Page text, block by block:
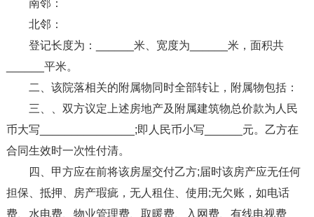
南邻：
北邻：
登记长度为：______米、宽度为______米，面积共
______平米。
二、该院落相关的附属物同时全部转让，附属物包括：
三、、双方议定上述房地产及附属建筑物总价款为人民
币大写_______________;即人民币小写______元。乙方在
合同生效时一次性付清。
四、甲方应在前将该房屋交付乙方;届时该房产应无任何
担保、抵押、房产瑕疵，无人租住、使用;无欠账，如电话
费、水电费、物业管理费、取暖费、入网费、有线电视费